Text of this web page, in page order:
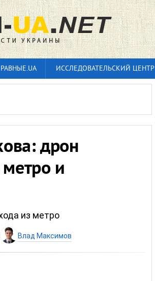
РАВНЫЕ.UA ИССЛЕДОВАТЕЛЬСКИЙ ЦЕНТР
дрон
и
из метро
Влад Максимов